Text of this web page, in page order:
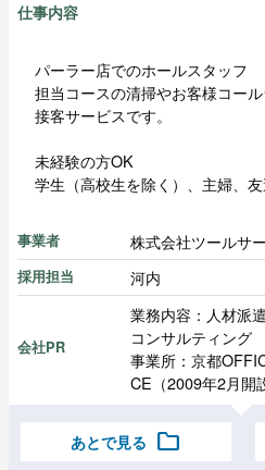
仕事内容
パーラー店でのホールスタッフ
担当コースの清掃やお客様コー
接客サービスです。
未経験の方OK
学生（高校生を除く）、主婦、
事業者 株式会社ツールサ
採用担当 河内
会社PR
業務内容：人材派
コンサルティング
事業所：京都
CE（2009年2月開
あとで見る folder